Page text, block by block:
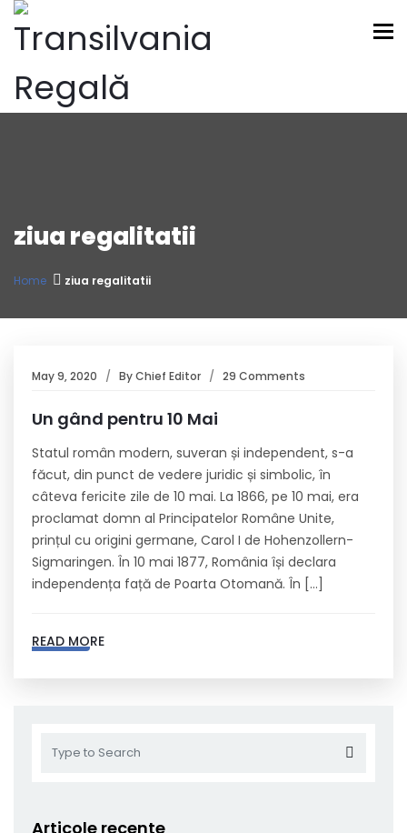
ziua regalitatii
Home ziua regalitatii
May 9, 2020 ByChief Editor 29 Comments
Un gând pentru 10 Mai
Statul român modern, suveran și independent, s-a
făcut, din punct de vedere juridic și simbolic, în
câteva fericite zile de 10 mai. La 1866, pe 10 mai, era
proclamat domn al Principatelor Române Unite,
prințul cu origini germane, Carol I de Hohenzollern-
Sigmaringen. În 10 mai 1877, România își declara
independența față de Poarta Otomană. În […]
READ MORE
Articole recente